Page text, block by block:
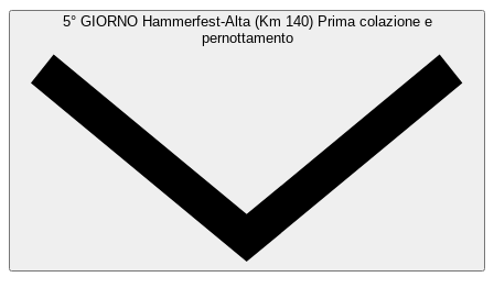
5° GIORNO Hammerfest-Alta (Km 140) Prima colazione e
pernottamento